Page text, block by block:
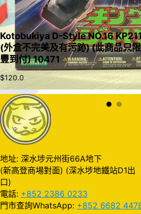
入購物車
Kotobukiya D-Style NO.16
(外盒不完美及有污跡) (此商品只
豐到付) 10471
$120.0
地址: 深水埗元州街66A地下
(新高登商場對面) (深水埗地鐵站D1出
口)
電話: +852 2386 0233
門市查詢WhatsApp: +852 6682